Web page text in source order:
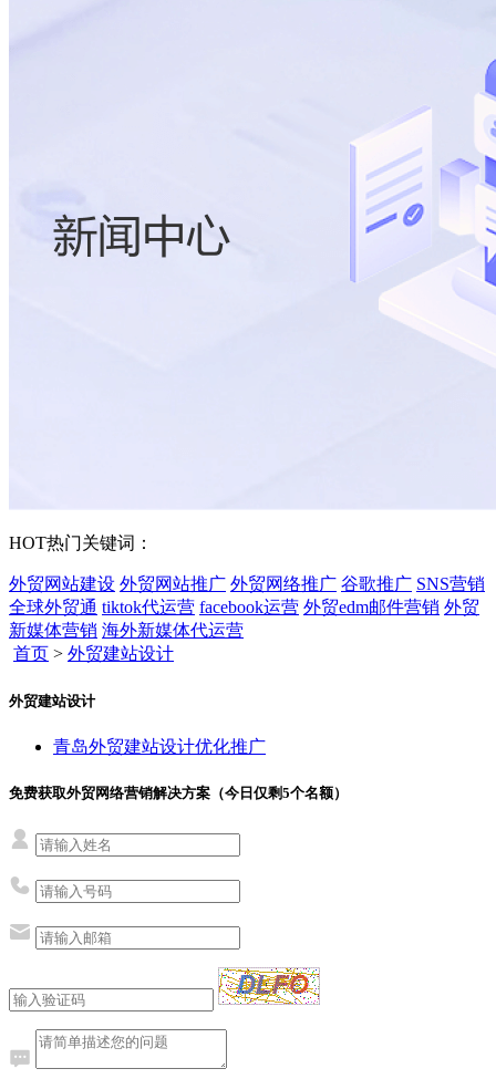
HOT热门关键词：
外贸网站建设 外贸网站推广 外贸网络推广 谷歌推广 SNS营销
全球外贸通 tiktok代运营 facebook运营 外贸edm邮件营销 外贸
新媒体营销 海外新媒体代运营
首页 > 外贸建站设计
外贸建站设计
青岛外贸建站设计优化推广
免费获取外贸网络营销解决方案（今日仅剩5个名额）